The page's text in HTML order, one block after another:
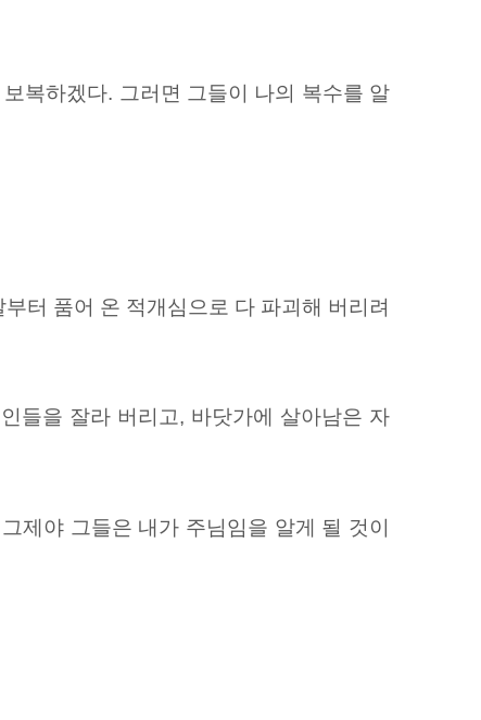
복하겠다. 그러면 그들이 나의 복수를 알
터 품어 온 적개심으로 다 파괴해 버리려
들을 잘라 버리고, 바닷가에 살아남은 자
제야 그들은 내가 주님임을 알게 될 것이